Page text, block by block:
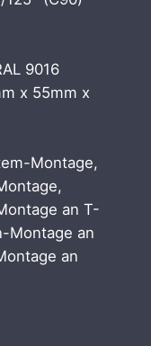
9016
x 55mm x
Montage,
an T-
Montage an
an